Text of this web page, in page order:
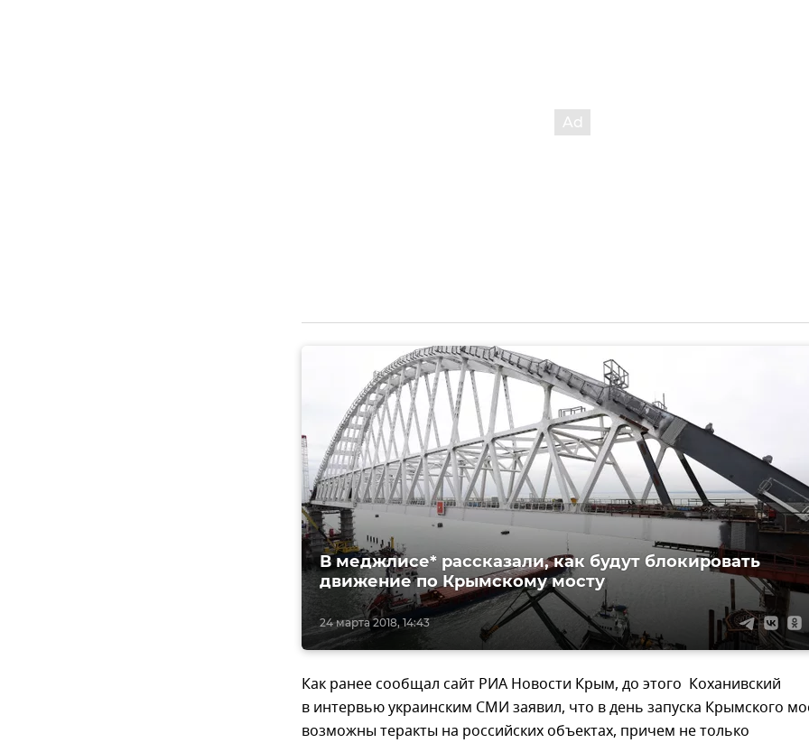
24 марта 2018, 14:43
В меджлисе* рассказали, как будут блокировать
движение по Крымскому мосту
Как ранее сообщал сайт РИА Новости Крым, до этого Коханивский
в интервью украинским СМИ заявил, что в день запуска Крымского
возможны теракты на российских объектах, причем не только